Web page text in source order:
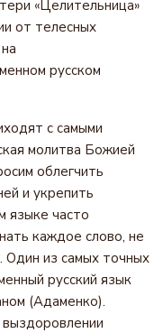
«Целительница»
от телесных
русском
с самыми
молитва Божией
облегчить
и укрепить
языке часто
каждое слово, не
Один из самых точных
русский язык
(Адаменко).